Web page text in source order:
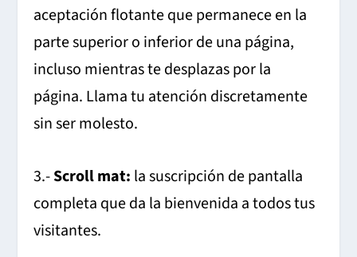
aceptación flotante que permanece en la
parte superior o inferior de una página,
incluso mientras te desplazas por la
página. Llama tu atención discretamente
sin ser molesto.
3.-Scroll mat: la suscripción de pantalla
completa que da la bienvenida a todos tus
visitantes.